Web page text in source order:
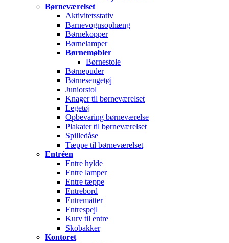
Børneværelset
Aktivitetsstativ
Barnevognsophæng
Børnekopper
Børnelamper
Børnemøbler
Børnestole
Børnepuder
Børnesengetøj
Juniorstol
Knager til børneværelset
Legetøj
Opbevaring børneværelse
Plakater til børneværelset
Spilledåse
Tæppe til børneværelset
Entréen
Entre hylde
Entre lamper
Entre tæppe
Entrebord
Entremåtter
Entrespejl
Kurv til entre
Skobakker
Kontoret